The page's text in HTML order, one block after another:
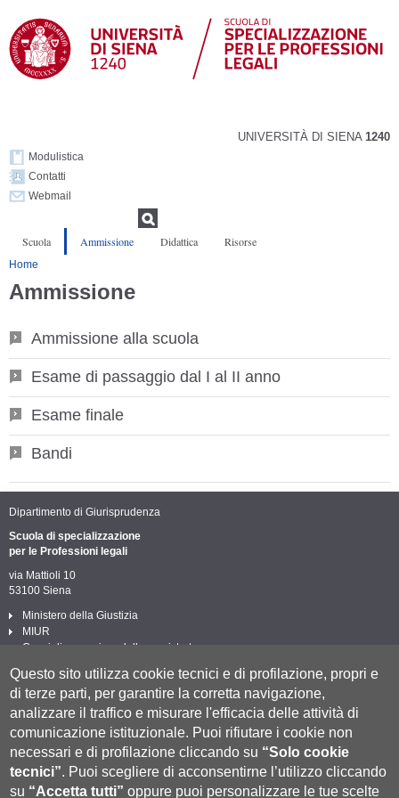
contenuto
principale
UNIVERSITÀ DI SIENA 1240
Modulistica
Contatti
Webmail
Form di ricerca
Scuola Ammissione Didattica Risorse
Tu sei qui
Home
Ammissione
Ammissione alla scuola
Esame di passaggio dal I al II anno
Esame finale
Bandi
Dipartimento di Giurisprudenza
Scuola di specializzazione
per le Professioni legali
via Mattioli 10
53100 Siena
Ministero della Giustizia
MIUR
Consiglio superiore della magistratura
Post laurea Università di Siena
Privacy e Cookie policy
Cookie settings
segui UNISI
T F Y
Questo sito utilizza cookie tecnici e di profilazione, propri e
di terze parti, per garantire la corretta navigazione,
analizzare il traffico e misurare l'efficacia delle attività di
comunicazione istituzionale. Puoi rifiutare i cookie non
necessari e di profilazione cliccando su “Solo cookie
tecnici”. Puoi scegliere di acconsentirne l’utilizzo cliccando
su “Accetta tutti” oppure puoi personalizzare le tue scelte